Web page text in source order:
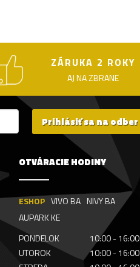
ZÁRUKA 2 ROKY
AJ NA ZBRANE
Prihlásiť sa na odber
OTVÁRACIE HODINY
ESHOP VIVO BA NIVY BA
AUPARK KE
PONDELOK
10:00 - 16:00
UTOROK
10:00 - 16:00